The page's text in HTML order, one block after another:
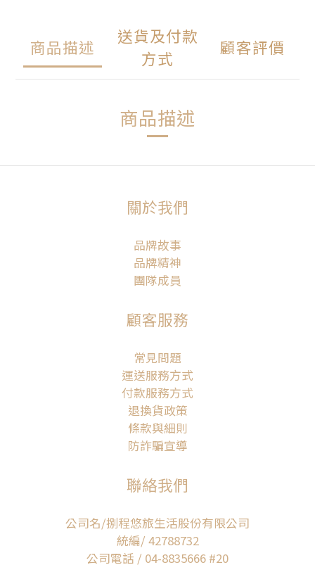
商品描述
送貨及付款
方式
顧客評價
商品描述
關於我們
品牌故事
品牌精神
團隊成員
顧客服務
常見問題
運送服務方式
付款服務方式
退換貨政策
條款與細則
防詐騙宣導
聯絡我們
公司名/捌程悠旅生活股份有限公司
統編/ 42788732
公司電話 / 04-8835666 #20